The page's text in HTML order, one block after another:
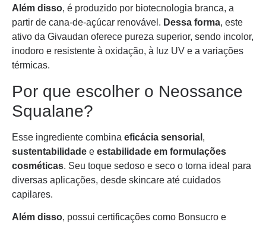
Além disso, é produzido por biotecnologia branca, a
partir de cana-de-açúcar renovável. Dessa forma, este
ativo da Givaudan oferece pureza superior, sendo incolor,
inodoro e resistente à oxidação, à luz UV e a variações
térmicas.
Por que escolher o Neossance
Squalane?
Esse ingrediente combina eficácia sensorial ,
sustentabilidade e estabilidade em formulações
cosméticas. Seu toque sedoso e seco o torna ideal para
diversas aplicações, desde skincare até cuidados
capilares.
Além disso, possui certificações como Bonsucro e